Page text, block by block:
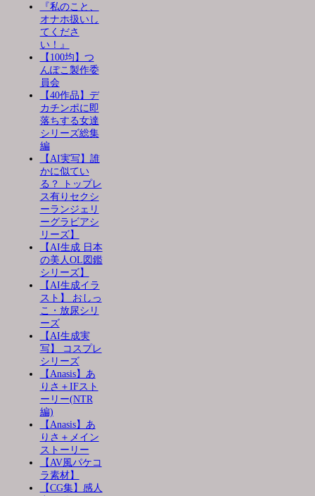
『私のこと、
オナホ扱いし
てくださ
い！』
【100均】つ
んぽこ製作委
員会
【40作品】デ
カチンポに即
落ちする女達
シリーズ総集
編
【AI実写】誰
かに似てい
る？ トップレ
ス有りセクシ
ーランジェリ
ーグラビアシ
リーズ】
【AI生成 日本
の美人OL図鑑
シリーズ】
【AI生成イラ
スト】 おしっ
こ・放尿シリ
ーズ
【AI生成実
写】 コスプレ
シリーズ
【Anasis】あ
りさ＋IFスト
ーリー(NTR
編)
【Anasis】あ
りさ＋メイン
ストーリー
【AV風パケコ
ラ素材】
【CG集】感人